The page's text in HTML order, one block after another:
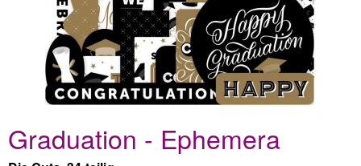
Graduation - Ephemera